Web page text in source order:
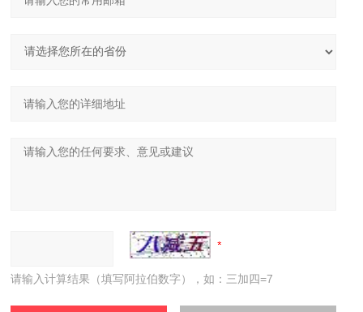
请输入计算结果（填写阿拉伯数字），如：三加四=7